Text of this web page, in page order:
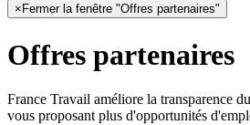
× Fermer la fenêtre "Offres partenaires"
Offres partenaires
France Travail améliore la transparence
vous proposant plus d'opportunités